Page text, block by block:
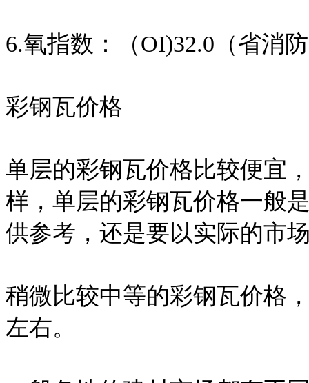
6.氧指数：（OI)32.0（省消
彩钢瓦价格
单层的彩钢瓦价格比较便宜
样，单层的彩钢瓦价格一般
供参考，还是要以实际的市
稍微比较中等的彩钢瓦价格
左右。